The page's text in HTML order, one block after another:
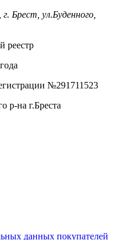
ул.Буденного,
реестр
№291711523
р-на г.Бреста
данных покупателей